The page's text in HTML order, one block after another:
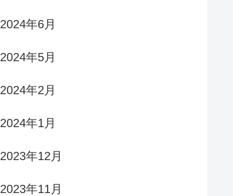
2024年6月
2024年5月
2024年2月
2024年1月
2023年12月
2023年11月